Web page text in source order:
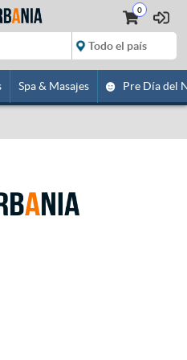
0
Spa & Masajes Pre Día del